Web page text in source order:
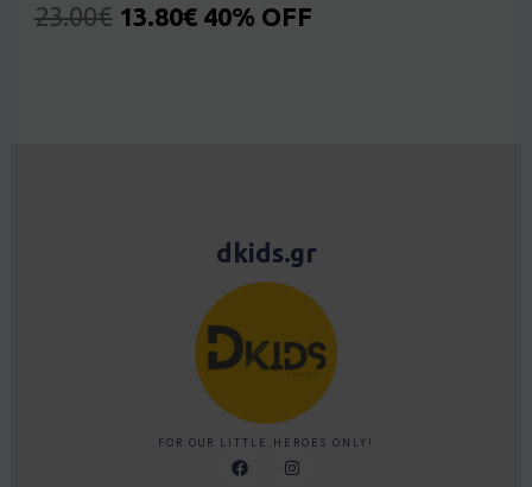
23.00€ 13.80€ 40% OFF
dkids.gr
FOR OUR LITTLE HEROES ONLY!
F
a
I
n